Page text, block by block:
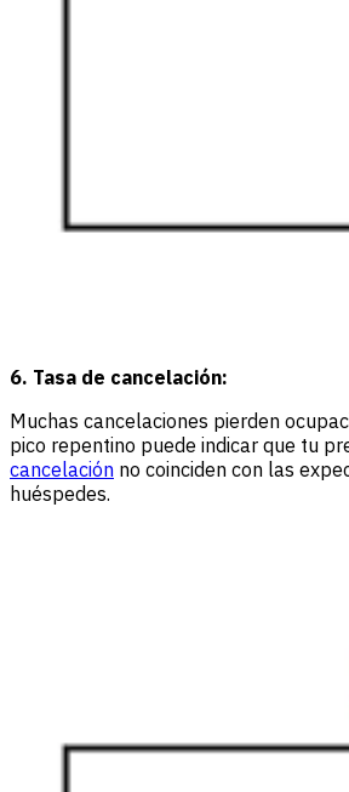
6. Tasa de cancelación:
Muchas cancelaciones pierden
pico repentino puede indicar que tu
cancelación no coinciden con las
huéspedes.